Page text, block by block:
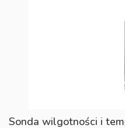
Sonda wilgotności i